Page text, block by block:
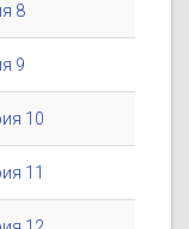
8
9
10
11